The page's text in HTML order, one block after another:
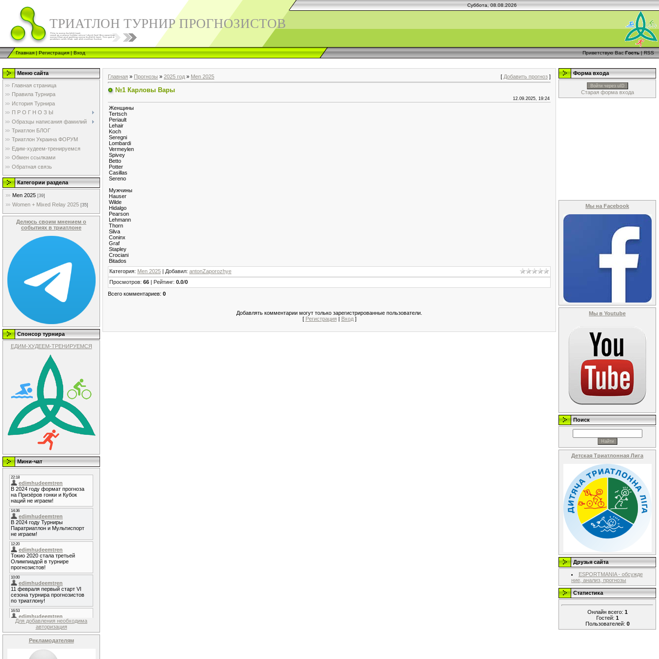
Суббота, 08.08.2026
ТРИАТЛОН ТУРНИР ПРОГНОЗИСТОВ
Главная|Регистрация|Вход Приветствую Вас Гость|RSS
Меню сайта
Главная страница
Правила Турнира
История Турнира
П Р О Г Н О З Ы
Образцы написания фамилий
Триатлон БЛОГ
Триатлон Украина ФОРУМ
Едим-худеем-тренируемся
Обмен ссылками
Обратная связь
Категории раздела
Men 2025 [39]
Women + Mixed Relay 2025 [35]
Делюсь своим мнением о
событиях в триатлоне
Спонсор турнира
ЕДИМ-ХУДЕЕМ-ТРЕНИРУЕМСЯ
Мини-чат
Для добавления необходима
авторизация
Рекламодателям
Главная » Прогнозы » 2025 год » Men 2025 [ Добавить прогноз ]
№1 Карловы Вары
12.09.2025, 19:24
Женщины
Tertsch
Periault
Lehair
Koch
Seregni
Lombardi
Vermeylen
Spivey
Betto
Potter
Casillas
Sereno
Мужчины
Hauser
Wilde
Hidalgo
Pearson
Lehmann
Thorn
Silva
Coninx
Graf
Stapley
Crociani
Bitados
Категория: Men 2025 | Добавил: antonZaporozhye
Просмотров: 66 | Рейтинг: 0.0/0
Всего комментариев: 0
Добавлять комментарии могут только зарегистрированные пользователи.
[ Регистрация | Вход]
Форма входа
Войти через uID
Старая форма входа
Мы на Facebook
Мы в Youtube
Поиск
Детская Триатлонная Лига
Друзья сайта
ESPORTMANIA - обсужде
ние, анализ, прогнозы
Статистика
Онлайн всего: 1
Гостей: 1
Пользователей: 0